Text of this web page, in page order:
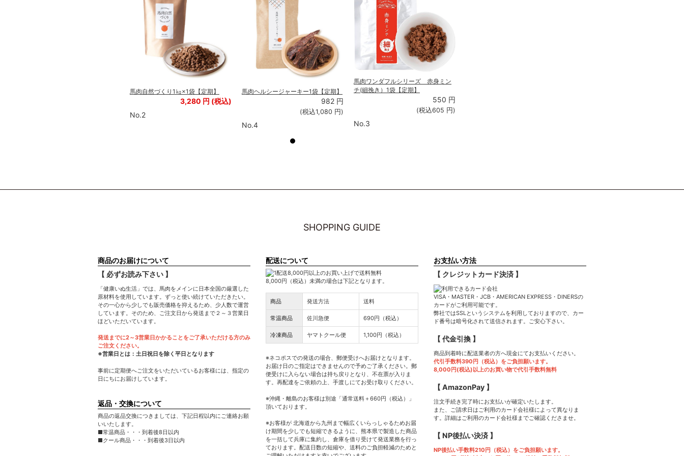
馬肉自然づくり1㎏×1袋【定期】
3,280 円 (税込)
No.2
馬肉ヘルシージャーキー1袋【定期】
982 円
(税込1,080 円)
No.4
馬肉ワンダフルシリーズ 赤身ミン
チ(細挽き）1袋【定期】
550 円
(税込605 円)
No.3
SHOPPING GUIDE
商品のお届けについて
【 必ずお読み下さい 】
「健康いぬ生活」では、馬肉をメインに日本全国の厳選した
原材料を使用しています。ずっと使い続けていただきたい。
その一心から少しでも販売価格を抑えるため、少人数で運営
しています。そのため、ご注文日から発送まで２～３営業日
ほどいただいています。
発送までに2～3営業日かかることをご了承いただける方のみ
ご注文ください。
※営業日とは：土日祝日を除く平日となります
事前に定期便へご注文をいただいているお客様には、指定の
日にちにお届けしています。
返品・交換について
商品の返品交換につきましては、下記日程以内にご連絡お願
いいたします。
■常温商品・・・到着後8日以内
■クール商品・・・到着後3日以内
配送について
8,000円（税込）未満の場合は下記となります。
商品 発送方法 送料
常温商品 佐川急便 690円（税込）
冷凍商品 ヤマトクール便 1,100円（税込）
※ネコポスでの発送の場合、郵便受けへお届けとなります。
お届け日のご指定はできませんので予めご了承ください。郵
便受けに入らない場合は持ち戻りとなり、不在票が入りま
す。再配達をご依頼の上、手渡しにてお受け取りください。
※沖縄・離島のお客様は別途「通常送料＋660円（税込）」
頂いております。
※お客様が 北海道から九州まで幅広くいらっしゃるためお届
け期間を少しでも短縮できるように、熊本県で製造した商品
を一括して兵庫に集約し、倉庫を借り受けて発送業務を行っ
ております。配送日数の短縮や、送料のご負担軽減のためと
お支払い方法
【 クレジットカード決済 】
VISA・MASTER・JCB・AMERICAN EXPRESS・DINERSの
カードがご利用可能です。
弊社ではSSLというシステムを利用しておりますので、カー
ド番号は暗号化されて送信されます。ご安心下さい。
【 代金引換 】
商品到着時に配送業者の方へ現金にてお支払いください。
代引手数料390円（税込）をご負担願います。
8,000円(税込)以上のお買い物で代引手数料無料
【 AmazonPay 】
注文手続き完了時にお支払いが確定いたします。
また、ご請求日はご利用のカード会社様によって異なりま
す。詳細はご利用のカード会社様までご確認くださませ。
【 NP後払い決済 】
NP後払い手数料210円（税込）をご負担願います。